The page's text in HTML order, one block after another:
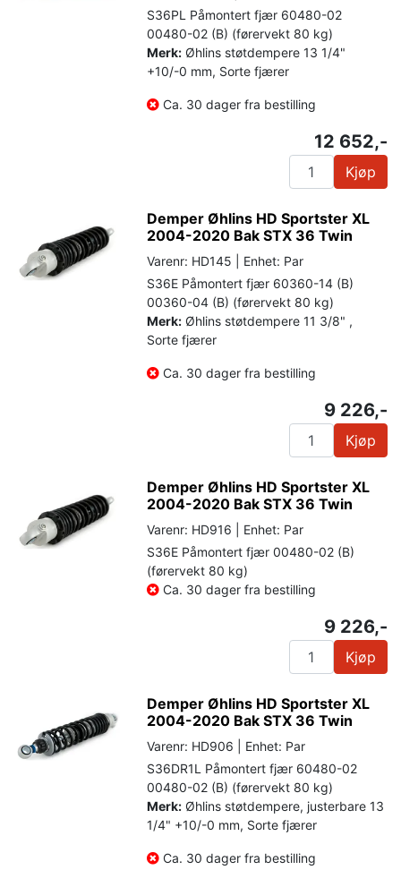
S36PL Påmontert fjær 60480-02
00480-02 (B) (førervekt 80 kg)
Merk: Øhlins støtdempere 13 1/4"
+10/-0 mm, Sorte fjærer
Ca. 30 dager fra bestilling
12 652,-
Kjøp
Demper Øhlins HD Sportster XL
2004-2020 Bak STX 36 Twin
Varenr: HD145 | Enhet: Par
S36E Påmontert fjær 60360-14 (B)
00360-04 (B) (førervekt 80 kg)
Merk: Øhlins støtdempere 11 3/8" ,
Sorte fjærer
Ca. 30 dager fra bestilling
9 226,-
Kjøp
Demper Øhlins HD Sportster XL
2004-2020 Bak STX 36 Twin
Varenr: HD916 | Enhet: Par
S36E Påmontert fjær 00480-02 (B)
(førervekt 80 kg)
Ca. 30 dager fra bestilling
9 226,-
Kjøp
Demper Øhlins HD Sportster XL
2004-2020 Bak STX 36 Twin
Varenr: HD906 | Enhet: Par
S36DR1L Påmontert fjær 60480-02
00480-02 (B) (førervekt 80 kg)
Merk: Øhlins støtdempere, justerbare 13
1/4" +10/-0 mm, Sorte fjærer
Ca. 30 dager fra bestilling